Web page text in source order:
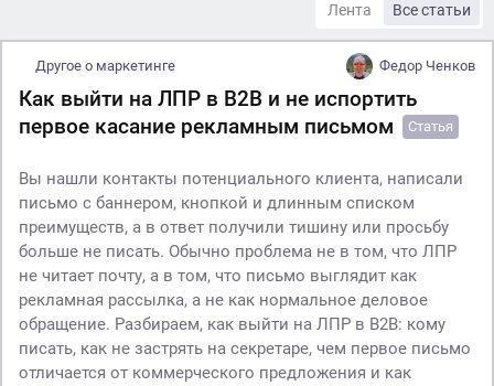
Лента Все статьи
Другое о маркетинге Федор Ченков
Как выйти на ЛПР в B2B и не испортить
первое касание рекламным письмом
Статья
Вы нашли контакты потенциального клиента, написали
письмо с баннером, кнопкой и длинным списком
преимуществ, а в ответ получили тишину или просьбу
больше не писать. Обычно проблема не в том, что ЛПР
не читает почту, а в том, что письмо выглядит как
рекламная рассылка, а не как нормальное деловое
обращение. Разбираем, как выйти на ЛПР в B2B: кому
писать, как не застрять на секретаре, чем первое письмо
отличается от коммерческого предложения и как